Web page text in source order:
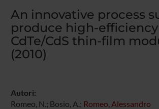
An innovative process
produce high-efficiency
CdTe/CdS thin-film
(2010)
Autori:
Romeo, N.; Bosio, A.; Romeo, Alessandro